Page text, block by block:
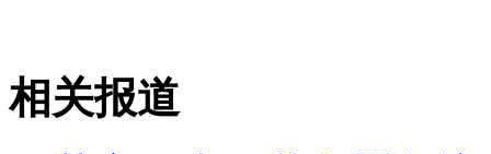
山西运城恶犬咬伤多人 警民合力深夜将其击毙
相关报道